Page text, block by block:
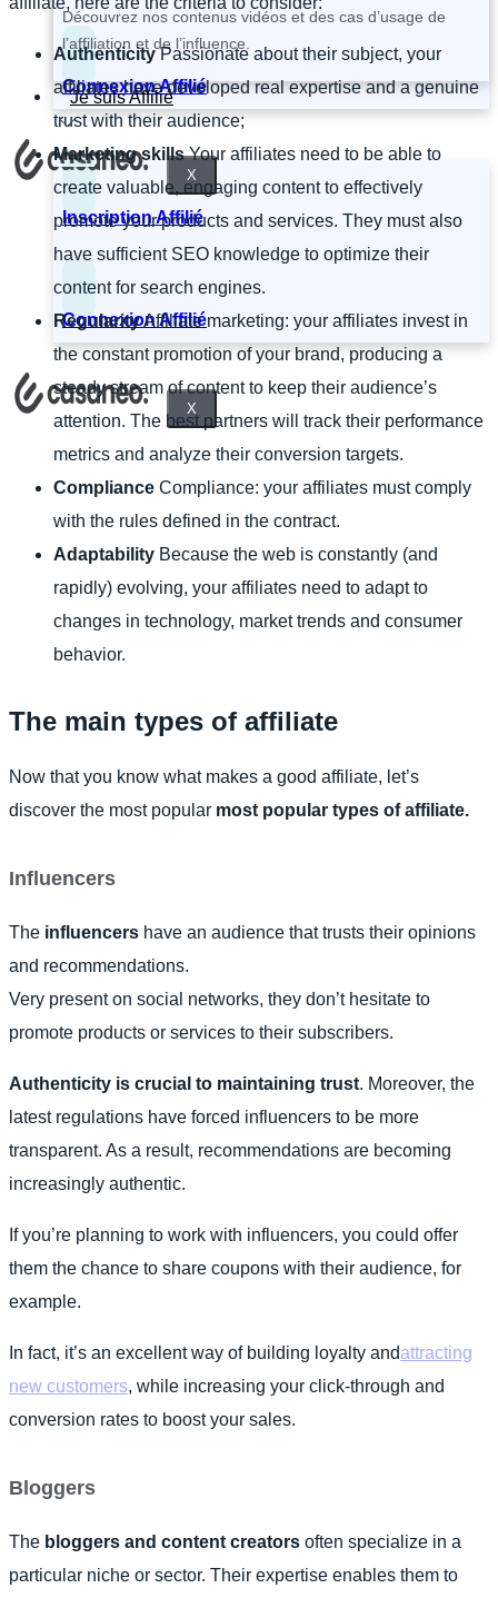
Connexion Affilié
X
Découvrez nos contenus vidéos et des cas d’usage de
l’affiliation et de l’influence.
Je suis Affilié
Inscription Affilié
Connexion Affilié
X
AuthenticityPassionate about their subject, your
affiliates have developed real expertise and a genuine
trust with their audience;
Marketing skillsYour affiliates need to be able to
create valuable, engaging content to effectively
promote your products and services. They must also
have sufficient SEO knowledge to optimize their
content for search engines.
RegularityAffiliate marketing: your affiliates invest in
the constant promotion of your brand, producing a
steady stream of content to keep their audience’s
attention. The best partners will track their performance
metrics and analyze their conversion targets.
Compliance Compliance: your affiliates must comply
with the rules defined in the contract.
Adaptability Because the web is constantly (and
rapidly) evolving, your affiliates need to adapt to
changes in technology, market trends and consumer
behavior.
The main types of affiliate
Now that you know what makes a good affiliate, let’s
discover the most popular most popular types of affiliate.
Influencers
The influencers have an audience that trusts their opinions
and recommendations.
Very present on social networks, they don’t hesitate to
promote products or services to their subscribers.
Authenticity is crucial to maintaining trust. Moreover, the
latest regulations have forced influencers to be more
transparent. As a result, recommendations are becoming
increasingly authentic.
If you’re planning to work with influencers, you could offer
them the chance to share coupons with their audience, for
example.
In fact, it’s an excellent way of building loyalty andattracting
new customers, while increasing your click-through and
conversion rates to boost your sales.
Bloggers
The bloggers and content creators often specialize in a
particular niche or sector. Their expertise enables them to